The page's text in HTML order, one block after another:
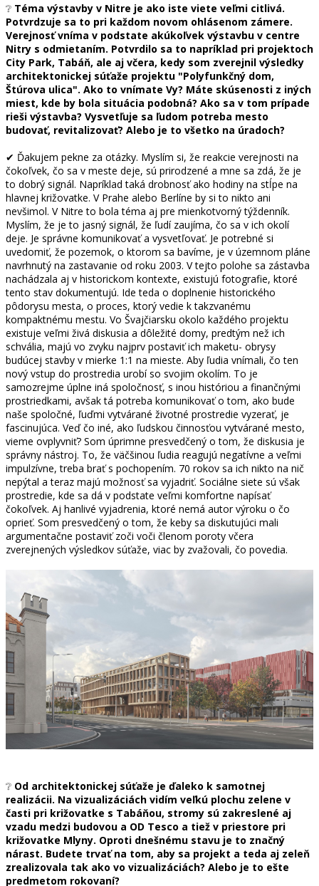
❔ Téma výstavby v Nitre je ako iste viete veľmi citlivá.
Potvrdzuje sa to pri každom novom ohlásenom zámere.
Verejnosť vníma v podstate akúkoľvek výstavbu v centre
Nitry s odmietaním. Potvrdilo sa to napríklad pri projektoch
City Park, Tabáň, ale aj včera, kedy som zverejnil výsledky
architektonickej súťaže projektu "Polyfunkčný dom,
Štúrova ulica". Ako to vnímate Vy? Máte skúsenosti z iných
miest, kde by bola situácia podobná? Ako sa v tom prípade
rieši výstavba? Vysvetľuje sa ľudom potreba mesto
budovať, revitalizovať? Alebo je to všetko na úradoch?
✔ Ďakujem pekne za otázky. Myslím si, že reakcie verejnosti na
čokoľvek, čo sa v meste deje, sú prirodzené a mne sa zdá, že je
to dobrý signál. Napríklad taká drobnosť ako hodiny na stĺpe na
hlavnej križovatke. V Prahe alebo Berlíne by si to nikto ani
nevšimol. V Nitre to bola téma aj pre mienkotvorný týždenník.
Myslím, že je to jasný signál, že ľudí zaujíma, čo sa v ich okolí
deje. Je správne komunikovať a vysvetľovať. Je potrebné si
uvedomiť, že pozemok, o ktorom sa bavíme, je v územnom pláne
navrhnutý na zastavanie od roku 2003. V tejto polohe sa zástavba
nachádzala aj v historickom kontexte, existujú fotografie, ktoré
tento stav dokumentujú. Ide teda o doplnenie historického
pôdorysu mesta, o proces, ktorý vedie k takzvanému
kompaktnému mestu. Vo Švajčiarsku okolo každého projektu
existuje veľmi živá diskusia a dôležité domy, predtým než ich
schvália, majú vo zvyku najprv postaviť ich maketu- obrysy
budúcej stavby v mierke 1:1 na mieste. Aby ľudia vnímali, čo ten
nový vstup do prostredia urobí so svojim okolím. To je
samozrejme úplne iná spoločnosť, s inou históriou a finančnými
prostriedkami, avšak tá potreba komunikovať o tom, ako bude
naše spoločné, ľuďmi vytvárané životné prostredie vyzerať, je
fascinujúca. Veď čo iné, ako ľudskou činnosťou vytvárané mesto,
vieme ovplyvniť? Som úprimne presvedčený o tom, že diskusia je
správny nástroj. To, že väčšinou ľudia reagujú negatívne a veľmi
impulzívne, treba brať s pochopením. 70 rokov sa ich nikto na nič
nepýtal a teraz majú možnosť sa vyjadriť. Sociálne siete sú však
prostredie, kde sa dá v podstate veľmi komfortne napísať
čokoľvek. Aj hanlivé vyjadrenia, ktoré nemá autor výroku o čo
oprieť. Som presvedčený o tom, že keby sa diskutujúci mali
argumentačne postaviť zoči voči členom poroty včera
zverejnených výsledkov súťaže, viac by zvažovali, čo povedia.
❔ Od architektonickej súťaže je ďaleko k samotnej
realizácii. Na vizualizáciách vidím veľkú plochu zelene v
časti pri križovatke s Tabáňou, stromy sú zakreslené aj
vzadu medzi budovou a OD Tesco a tiež v priestore pri
križovatke Mlyny. Oproti dnešnému stavu je to značný
nárast. Budete trvať na tom, aby sa projekt a teda aj zeleň
zrealizovala tak ako vo vizualizáciách? Alebo je to ešte
predmetom rokovaní?